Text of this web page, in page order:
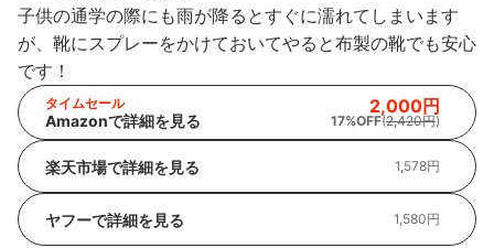
子供の通学の際にも雨が降るとすぐに濡れてしまいます
が、靴にスプレーをかけておいてやると布製の靴でも安心
です！
タイムセール
Amazonで詳細を見る
2,000円
17%OFF(2,420円)
楽天市場で詳細を見る 1,578円
ヤフーで詳細を見る 1,580円